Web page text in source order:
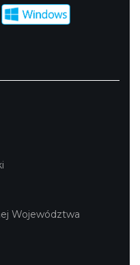
Województwa